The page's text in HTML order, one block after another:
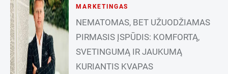
MARKETINGAS
NEMATOMAS, BET UŽUODŽIAMAS
PIRMASIS ĮSPŪDIS: KOMFORTĄ,
SVETINGUMĄ IR JAUKUMĄ
KURIANTIS KVAPAS